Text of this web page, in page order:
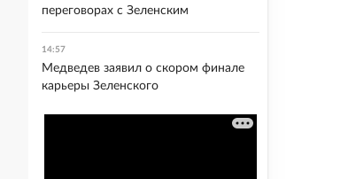
переговорах с Зеленским
14:57
Медведев заявил о скором финале
карьеры Зеленского